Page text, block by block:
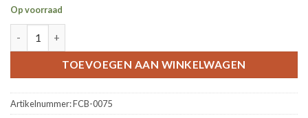
Op voorraad
TOEVOEGEN AAN WINKELWAGEN
Artikelnummer:FCB-0075